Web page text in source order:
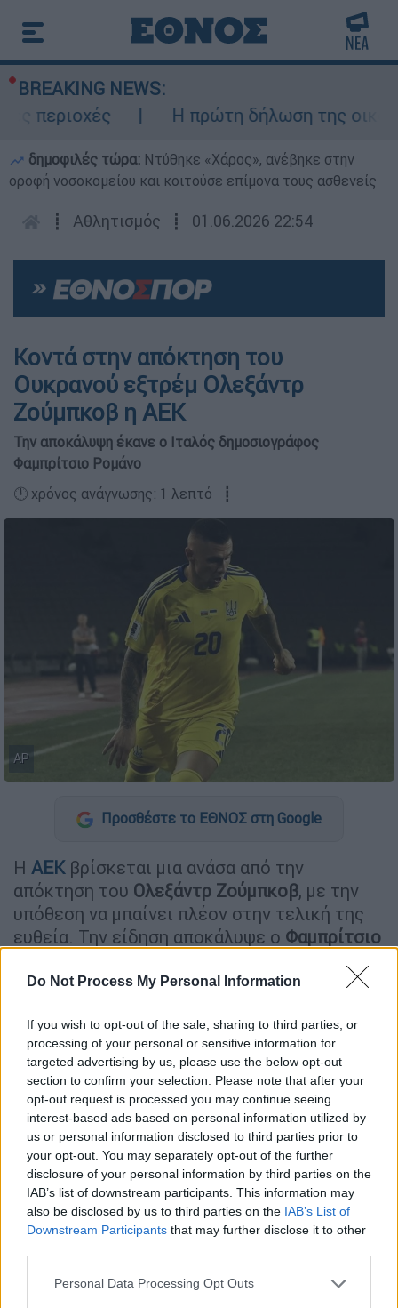
Do Not Process My Personal Information
If you wish to opt-out of the sale, sharing to third parties, or
processing of your personal or sensitive information for
targeted advertising by us, please use the below opt-out
section to confirm your selection. Please note that after your
opt-out request is processed you may continue seeing
interest-based ads based on personal information utilized by
us or personal information disclosed to third parties prior to
your opt-out. You may separately opt-out of the further
disclosure of your personal information by third parties on the
IAB’s list of downstream participants. This information may
also be disclosed by us to third parties on the IAB’s List of
Downstream Participants that may further disclose it to other
Please note that this website/app uses one or more Google
Personal Data Processing Opt Outs
BREAKING NEWS:
Η πρώτη δήλωση της
δημοφιλές τώρα: Ντύθηκε «Χάρος», ανέβηκε στην
οροφή νοσοκομείου και κοιτούσε επίμονα τους ασθενείς
┋ Αθλητισμός ┋ 01.06.2026 22:54
Κοντά στην απόκτηση του
Ουκρανού εξτρέμ Ολεξάντρ
Ζούμπκοβ η ΑΕΚ
Την αποκάλυψη έκανε ο Ιταλός δημοσιογράφος
Φαμπρίτσιο Ρομάνο
🕛 χρόνος ανάγνωσης: 1 λεπτό ┋
AP
Προσθέστε το ΕΘΝΟΣ στη Google
Η ΑΕΚ βρίσκεται μια ανάσα από την
απόκτηση του Ολεξάντρ Ζούμπκοβ, με την
υπόθεση να μπαίνει πλέον στην τελική της
ευθεία. Την είδηση αποκάλυψε ο Φαμπρίτσιο
, ο οποίος ανέφερε πως η Ένωση έχει
φτάσει σε συμφωνία με την Τράμπζονσπορ
ΔΙΑΒΑΣΤΕ ΕΠΙΣΗΣ
Αθλητισμός| 01.06.2026 11:52
Σε εφαρμογή ο νέος κανονισμός
ενόψει Μουντιάλ: Η Ισλανδία δέχτηκε
γκολ με 10 παίκτες χωρίς να
αποβληθεί κανείς!
Σύμφωνα με την πληροφορία του Ιταλού